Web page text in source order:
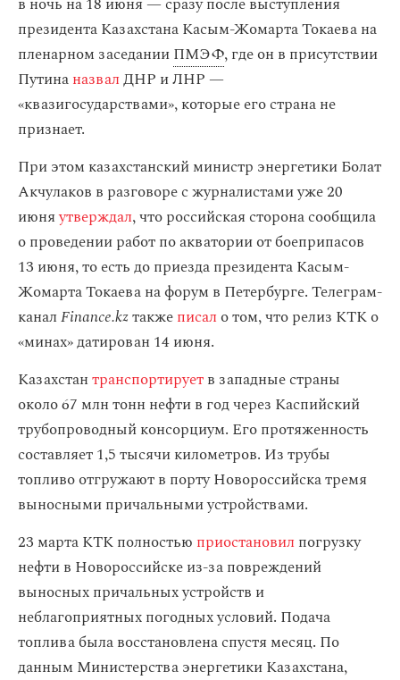
президента Казахстана Касым-Жомарта Токаева на
пленарном заседанииПМЭФ, где он в присутствии
ПутинаназвалДНР и ЛНР —
«квазигосударствами», которые его страна не
признает.
При этом казахстанский министр энергетики Болат
Акчулаков в разговоре с журналистами уже 20
июняутверждал, что российская сторона сообщила
о проведении работ по акватории от боеприпасов
13 июня, то есть до приезда президента Касым-
Жомарта Токаева на форум в Петербурге. Телеграм-
каналFinance.kzтакжеписал о том, что релиз КТК о
«минах» датирован 14 июня.
Казахстантранспортируетв западные страны
около 67 млн тонн нефти в год через Каспийский
трубопроводный консорциум. Его протяженность
составляет 1,5 тысячи километров. Из трубы
топливо отгружают в порту Новороссийска тремя
выносными причальными устройствами.
23 марта КТК полностью приостановил погрузку
нефти в Новороссийске из-за повреждений
выносных причальных устройств и
неблагоприятных погодных условий. Подача
топлива была восстановлена спустя месяц. По
данным Министерства энергетики Казахстана,